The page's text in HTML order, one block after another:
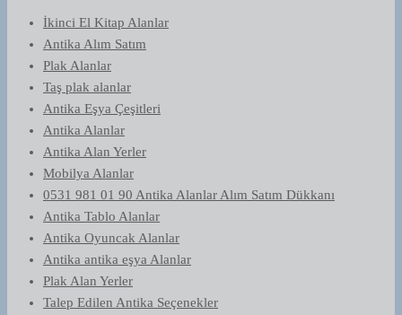
İkinci El Kitap Alanlar
Antika Alım Satım
Plak Alanlar
Taş plak alanlar
Antika Eşya Çeşitleri
Antika Alanlar
Antika Alan Yerler
Mobilya Alanlar
0531 981 01 90 Antika Alanlar Alım Satım Dükkanı
Antika Tablo Alanlar
Antika Oyuncak Alanlar
Antika antika eşya Alanlar
Plak Alan Yerler
Talep Edilen Antika Seçenekler